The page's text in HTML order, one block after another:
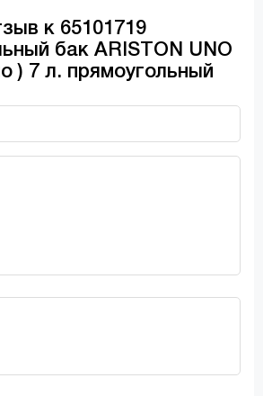
к 65101719
бак ARISTON UNO
) 7 л. прямоугольный